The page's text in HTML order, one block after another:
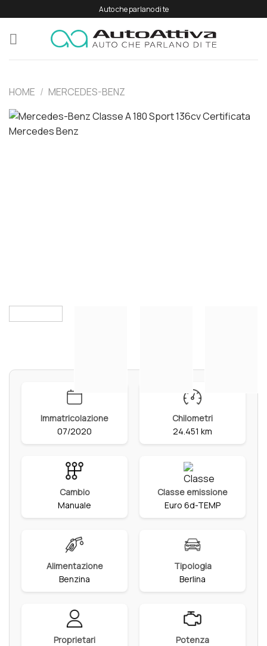
ai
contenuti
Auto che parlano di te
HOME / MERCEDES-BENZ
Immatricolazione
07/2020
Chilometri
24.451 km
Cambio
Manuale
Classe emissione
Euro 6d-TEMP
Alimentazione
Benzina
Tipologia
Berlina
Proprietari
Potenza